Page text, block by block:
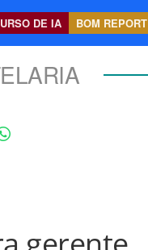
DE IA BOM REPORT